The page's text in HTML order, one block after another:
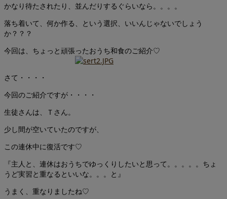
かなり待たされたり、並んだりするぐらいなら。。。。
落ち着いて、何か作る、という選択、いいんじゃないでしょう
か？？？
今回は、ちょっと頑張ったおうち和食のご紹介♡
さて・・・・
今回のご紹介ですが・・・・
生徒さんは、Ｔさん。
少し間が空いていたのですが、
この連休中に復活です♡
『主人と、連休はおうちでゆっくりしたいと思って。。。。。ちょ
うど実習と重なるといいな。。。と』
うまく、重なりましたね♡